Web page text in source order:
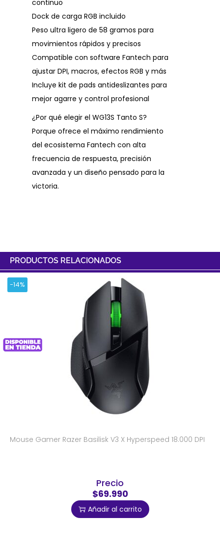
continuo
Dock de carga RGB incluido
Peso ultra ligero de 58 gramos para
movimientos rápidos y precisos
Compatible con software Fantech para
ajustar DPI, macros, efectos RGB y más
Incluye kit de pads antideslizantes para
mejor agarre y control profesional
¿Por qué elegir el WG13S Tanto S?
Porque ofrece el máximo rendimiento
del ecosistema Fantech con alta
frecuencia de respuesta, precisión
avanzada y un diseño pensado para la
victoria.
PRODUCTOS RELACIONADOS
-14%
Mouse Gamer Razer Basilisk V3 X Hyperspeed 18.000 DPI
Precio
$69.990
Añadir al carrito